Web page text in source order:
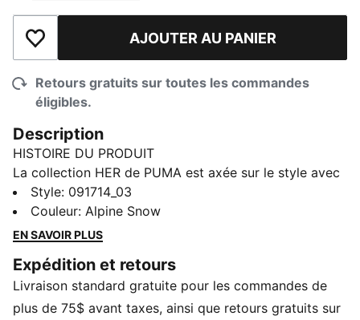
Ajouter à la liste de souhaits
AJOUTER AU PANIER
Retours gratuits sur toutes les commandes
éligibles.
Description
HISTOIRE DU PRODUIT
La collection HER de PUMA est axée sur le style avec
une touche fraîche et audacieuse. Conçue
spécifiquement pour les femmes, elle allie des designs
d’inspiration athlétique à une élégance décontractée.
des courses ou que vous passiez du temps avec des
amis, la collection HER vous permet de vous sentir
confiant, à l'aise et prêt pour tout ce qui se présente à
Style: 091714_03
Couleur: Alpine Snow
EN SAVOIR PLUS
Expédition et retours
Livraison standard gratuite pour les commandes de
plus de 75$ avant taxes, ainsi que retours gratuits sur